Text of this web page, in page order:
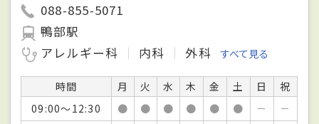
088-855-5071
鴨部駅
アレルギー科
内科 外科 すべて見る
時間 月 火 水 木 金 土 日
祝
09:00～12:30
● ● ● ● ● ● －
－